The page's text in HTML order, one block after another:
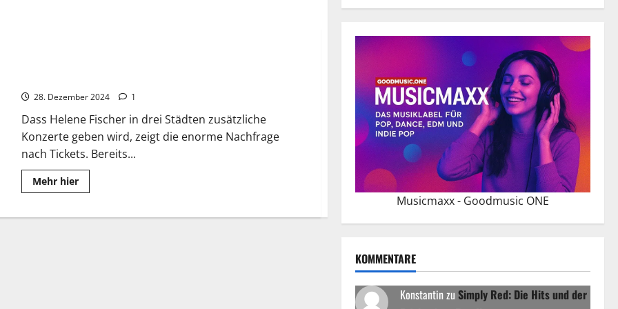
28. Dezember 2024 1
Dass Helene Fischer in drei Städten zusätzliche
Konzerte geben wird, zeigt die enorme Nachfrage
nach Tickets. Bereits...
Mehr hierRead
more
Fischer:
Musicmaxx - Goodmusic ONE
KOMMENTARE
Konstantinzu Simply Red: Die Hits und der